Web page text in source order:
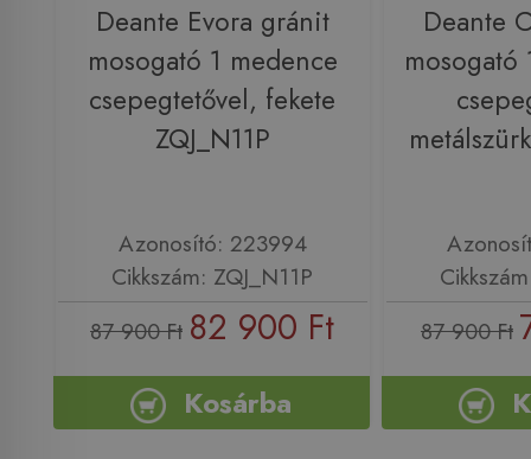
Deante Evora gránit
mosogató 1 medence
csepegtetővel, fekete
ZQJ_N11P
Azonosító: 223994
Cikkszám: ZQJ_N11P
87 900 Ft 82 900 Ft
Kosárba
Deante
mosogató
87 900 Ft